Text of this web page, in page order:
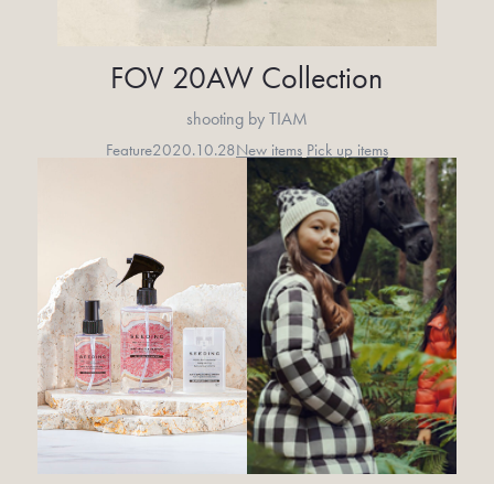
FOV 20AW Collection
shooting by TIAM
Feature2020.10.28New items Pick up items